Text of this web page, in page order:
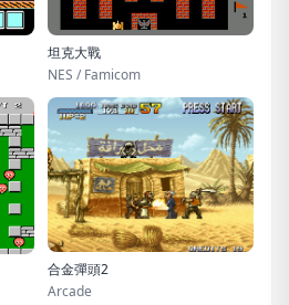
坦克大戰
NES / Famicom
合金彈頭2
Arcade